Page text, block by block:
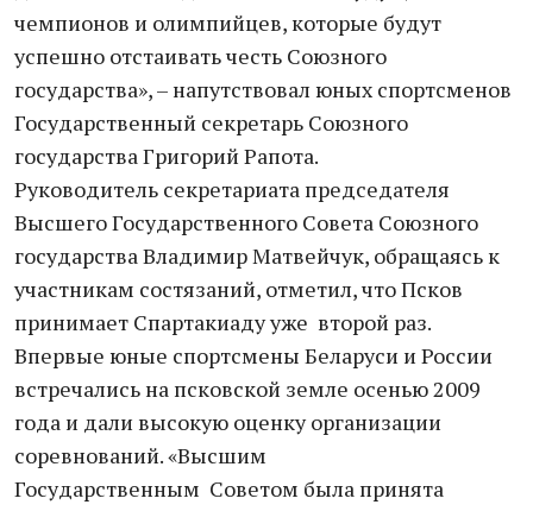
чемпионов и олимпийцев, которые будут
успешно отстаивать честь Союзного
государства», – напутствовал юных спортсменов
Государственный секретарь Союзного
государства Григорий Рапота.
Руководитель секретариата председателя
Высшего Государственного Совета Союзного
государства Владимир Матвейчук, обращаясь к
участникам состязаний, отметил, что Псков
принимает Спартакиаду уже второй раз.
Впервые юные спортсмены Беларуси и России
встречались на псковской земле осенью 2009
года и дали высокую оценку организации
соревнований. «Высшим
Государственным Советом была принята